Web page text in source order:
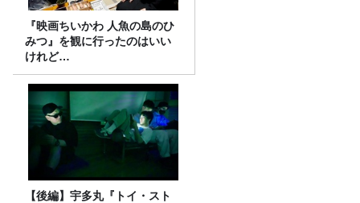
『映画ちいかわ 人魚の島のひ
みつ』を観に行ったのはいい
けれど…
【後編】宇多丸『トイ・スト